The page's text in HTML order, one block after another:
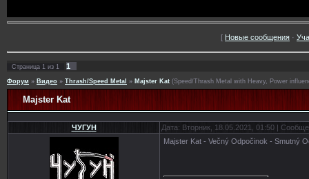
[ Новые сообщения ·
Страница 1 из 1 1
Форум » Видео » Thrash/Speed Metal » Majster Kat (Speed/Thrash Metal with Heavy, Power
Majster Kat
ЧУГУН Дата: Вторник, 18.05.2021, 01:50 |
Majster Kat - Večný Odpočinok - Smutný